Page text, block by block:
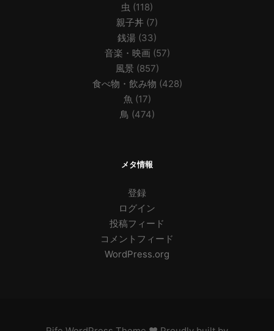
虫 (118)
親子丼 (7)
銭湯 (33)
音楽・映画 (57)
風景(857)
食べ物・飲み物 (428)
魚 (17)
鳥 (474)
メタ情報
登録
ログイン
投稿フィード
コメントフィード
WordPress.org